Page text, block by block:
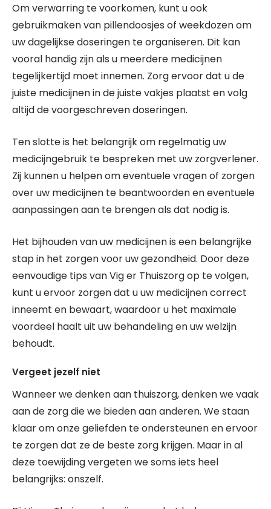
Om verwarring te voorkomen, kunt u ook
gebruikmaken van pillendoosjes of weekdozen om
uw dagelijkse doseringen te organiseren. Dit kan
vooral handig zijn als u meerdere medicijnen
tegelijkertijd moet innemen. Zorg ervoor dat u de
juiste medicijnen in de juiste vakjes plaatst en volg
altijd de voorgeschreven doseringen.
Ten slotte is het belangrijk om regelmatig uw
medicijngebruik te bespreken met uw zorgverlener.
Zij kunnen u helpen om eventuele vragen of zorgen
over uw medicijnen te beantwoorden en eventuele
aanpassingen aan te brengen als dat nodig is.
Het bijhouden van uw medicijnen is een belangrijke
stap in het zorgen voor uw gezondheid. Door deze
eenvoudige tips van Vig er Thuiszorg op te volgen,
kunt u ervoor zorgen dat u uw medicijnen correct
inneemt en bewaart, waardoor u het maximale
voordeel haalt uit uw behandeling en uw welzijn
behoudt.
Vergeet jezelf niet
Wanneer we denken aan thuiszorg, denken we vaak
aan de zorg die we bieden aan anderen. We staan
klaar om onze geliefden te ondersteunen en ervoor
te zorgen dat ze de beste zorg krijgen. Maar in al
deze toewijding vergeten we soms iets heel
belangrijks: onszelf.